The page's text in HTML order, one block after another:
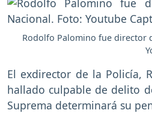
Rodolfo Palomino fue director
El exdirector de la Policía,
hallado culpable de delito
Suprema determinará su